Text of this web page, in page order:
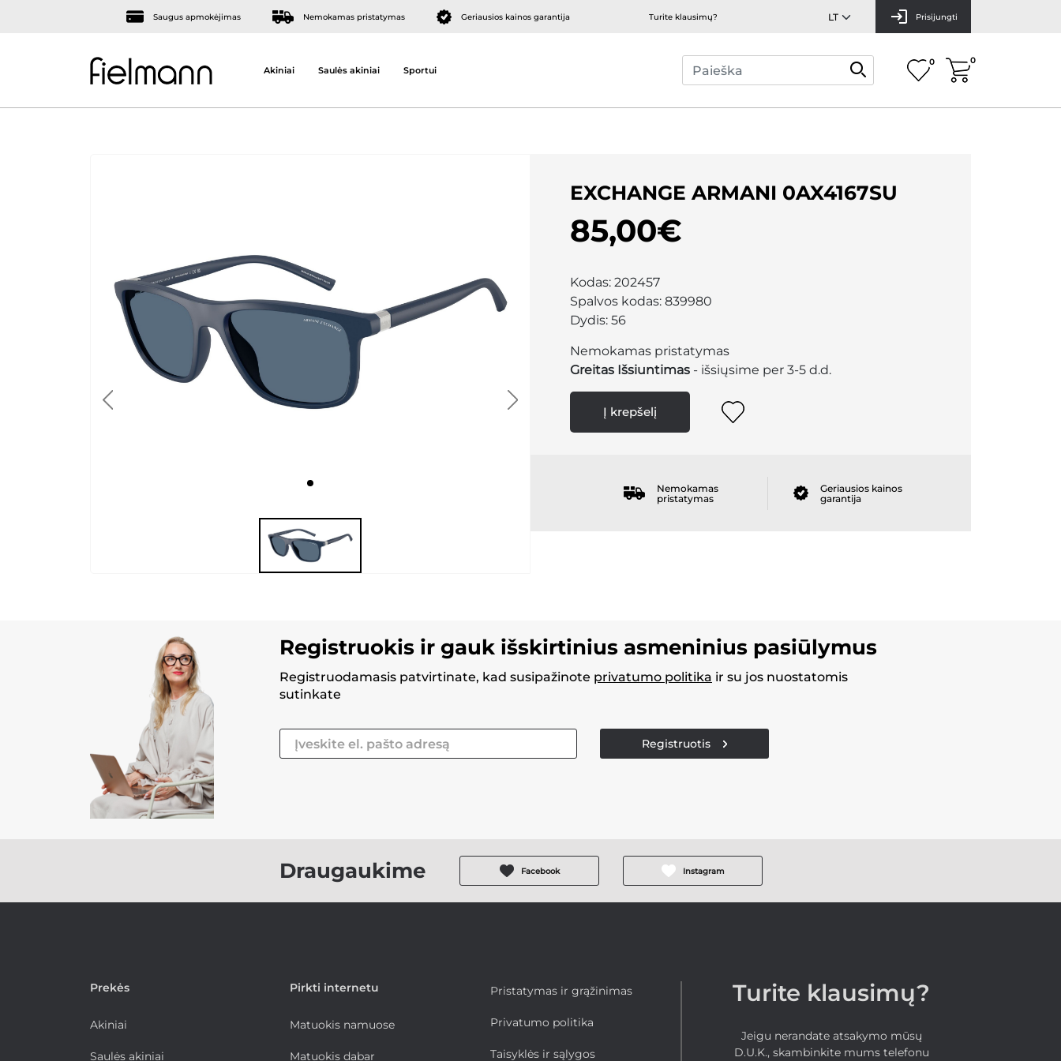
Saugus apmokėjimas Nemokamas pristatymas Geriausios kainos garantija Turite klausimų? Prisijungti
Akiniai Saulės akiniai Sportui
0 0
EXCHANGE ARMANI 0AX4167SU
85,00€
Kodas: 202457
Spalvos kodas: 839980
Dydis: 56
Nemokamas pristatymas
Greitas Išsiuntimas - išsiųsime per 3-5 d.d.
Į krepšelį
Nemokamas
pristatymas
Geriausios kainos
garantija
Registruokis ir gauk išskirtinius asmeninius pasiūlymus
Registruodamasis patvirtinate, kad susipažinote privatumo politika ir su jos nuostatomis
sutinkate
Registruotis
Draugaukime Facebook Instagram
Prekės
Akiniai
Saulės akiniai
Pirkti internetu
Matuokis namuose
Matuokis dabar
Pristatymas ir grąžinimas
Privatumo politika
Taisyklės ir sąlygos
Turite klausimų?
Jeigu nerandate atsakymo mūsų
D.U.K., skambinkite mums telefonu